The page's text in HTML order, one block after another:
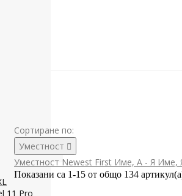
11 Pro
Сортиране по:
Уместност 
Уместност Newest First Име, А - Я Име,
Показани са 1-15 от общо 134